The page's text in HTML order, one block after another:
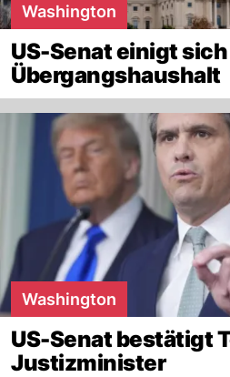
Washington
US-Senat einigt
Übergangshaushalt
Washington
US-Senat bestätigt
Justizminister